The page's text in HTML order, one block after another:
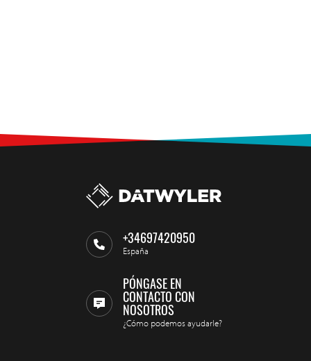
+34697420950
España
PÓNGASE EN
CONTACTO CON
NOSOTROS
¿Cómo podemos ayudarle?